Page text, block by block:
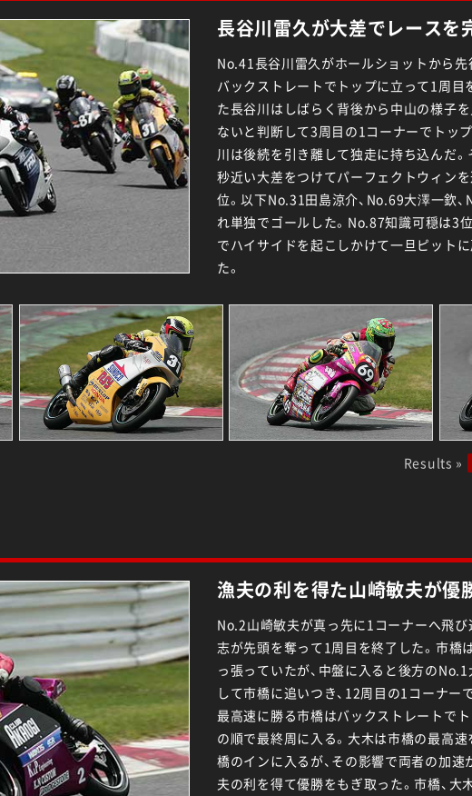
長谷川雷久が大差でレースを
No.41長谷川雷久がホールショットから
バックストレートでトップに立って1周目
た長谷川はしばらく背後から中山の様子
ないと判断して3周目の1コーナーでトッ
川は後続を引き離して独走に持ち込んだ
秒近い大差をつけてパーフェクトウィン
位。以下No.31田島涼介、No.69大澤一欽
れ単独でゴールした。No.87知識可穏は3
でハイサイドを起こしかけて一旦ピット
た。
Results »
漁夫の利を得た山崎敏夫が優
No.2山崎敏夫が真っ先に1コーナーへ飛
志が先頭を奪って1周目を終了した。市橋
っ張っていたが、中盤に入ると後方の
して市橋に追いつき、12周目の1コーナー
最高速に勝る市橋はバックストレートでト
の順で最終周に入る。大木は市橋の最高
橋のインに入るが、その影響で両者の加速
夫の利を得て優勝をもぎ取った。市橋、大